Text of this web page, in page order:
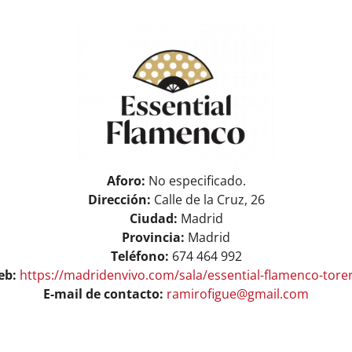
Larger
Image
Aforo: No especificado.
Dirección: Calle de la Cruz, 26
Ciudad: Madrid
Provincia: Madrid
Teléfono: 674 464 992
https://madridenvivo.com/sala/essential-flamenco-
E-mail de contacto: ramirofigue@gmail.com